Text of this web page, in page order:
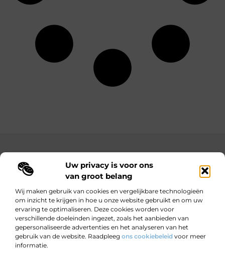
Uw privacy is voor ons
van groot belang
Wij maken gebruik van cookies en vergelijkbare technologieën
om inzicht te krijgen in hoe u onze website gebruikt en om uw
ervaring te optimaliseren. Deze cookies worden voor
verschillende doeleinden ingezet, zoals het aanbieden van
gepersonaliseerde advertenties en het analyseren van het
gebruik van de website. Raadpleeg ons cookiebeleid voor meer
informatie.
Bekende Nederlanders
Wijzer worden door verhalen.
Motiverende en informatieve blogs voor nieuwsgierige lezers en